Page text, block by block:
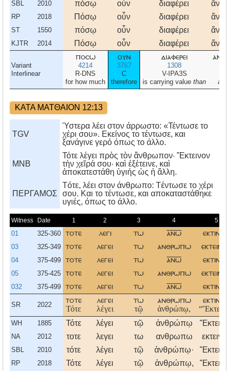
SBL 2010 πόσῳ οὖν διαφέρει
RP 2018 Πόσῳ οὖν διαφέρει
ST 1550 πόσῳ οὖν διαφέρει
KJTR 2014 Πόσῳ οὖν διαφέρει
Variant
Interlinear
ποσω
4214
R-DNS
for how much
ουν
3767
C
therefore
διαφερει
1308
V-IPA3S
is carrying value than
a
ΚΑΤΑ ΜΑΤΘΑΙΟΝ 12:13
TGV
Ύστερα λέει στον άρρωστο: «Τέντωσε το
χέρι σου». Εκείνος το τέντωσε, και
ξανάγινε γερό όπως το άλλο.
MNB
Τότε λέγει πρὸς τὸν ἄνθρωπον· Ἔκτεινον
τὴν χεῖρά σου· καὶ ἐξέτεινε, καὶ
ἀποκατεστάθη ὑγιής ὡς ἡ ἄλλη.
ΠΕΡΓΑΜΟΣ
Tότε, λέει στον άνθρωπο: Tέντωσε το χέρι
σου. Kαι το τέντωσε, και αποκαταστάθηκε
υγιές, όπως το άλλο.
Witness Date 1 2 3 4 5
01 325-360 τοτε λεγι τω ανω εκτινον
03 325-349 τοτε λεγει τω ανθρωπω
04 375-499 τοτε λεγει τω ανω εκτινον
05 375-425 τοτε λεγει τω ανθρωπω
032 375-499 τοτε λεγει τω ανω εκτινον
SR 2022
τοτε
Τότε
λεγει
λέγει
τω
τῷ
ανθρωπω
ἀνθρώπῳ,
εκτινον
WH 1885 Τότε λέγει τῷ ἀνθρώπῳ
NA 2012 τοτε λεγει τω ανθρωπω
SBL 2010 τότε λέγει τῷ ἀνθρώπῳ·
RP 2018 Τότε λέγει τῷ ἀνθρώπῳ,